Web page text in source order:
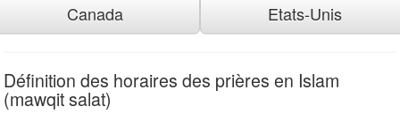
Canada
Etats-Unis
Définition des horaires des prières en Islam
(mawqit salat)